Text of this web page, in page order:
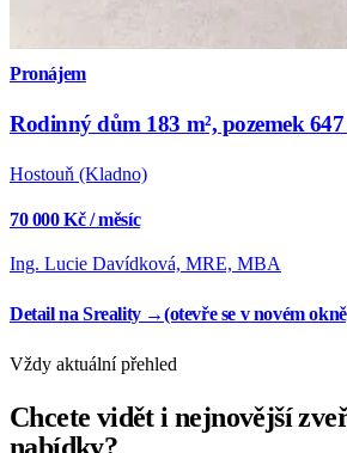
Pronájem
Rodinný dům 183 m², pozemek 647
Hostouň (Kladno)
70 000 Kč / měsíc
Ing. Lucie Davídková, MRE, MBA
Detail na Sreality →(otevře se v novém
Vždy aktuální přehled
Chcete vidět i nejnovější